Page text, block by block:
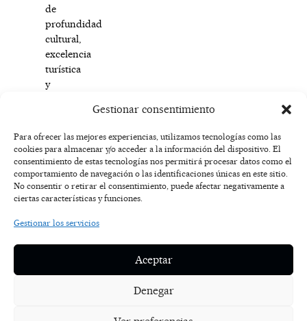
Gestionar consentimiento
Para ofrecer las mejores experiencias, utilizamos tecnologías como las
cookies para almacenar y/o acceder a la información del dispositivo. El
consentimiento de estas tecnologías nos permitirá procesar datos como el
comportamiento de navegación o las identificaciones únicas en este sitio.
No consentir o retirar el consentimiento, puede afectar negativamente a
ciertas características y funciones.
Gestionar los servicios
Aceptar
Denegar
de
profundidad
cultural,
excelencia
turística
y
F
a
c
e
f
I
n
s
t
X
-
t
w
Y
o
u
t
T
i
k
t
AVISO
POLÍTICA DE